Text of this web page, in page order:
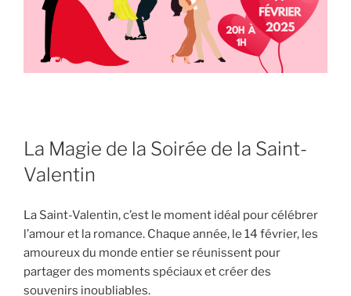
La Magie de la Soirée de la Saint-
Valentin
La Saint-Valentin, c’est le moment idéal pour célébrer
l’amour et la romance. Chaque année, le 14 février, les
amoureux du monde entier se réunissent pour
partager des moments spéciaux et créer des
souvenirs inoubliables.